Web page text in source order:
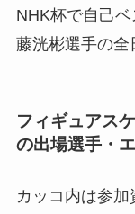
NHK杯で自己
藤洸彬選手の全
フィギュアス
の出場選手・
カッコ内は参加